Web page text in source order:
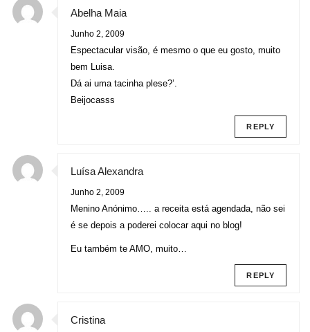
Abelha Maia
Junho 2, 2009
Espectacular visão, é mesmo o que eu gosto, muito
bem Luisa.
Dá ai uma tacinha plese?’.
Beijocasss
REPLY
Luísa Alexandra
Junho 2, 2009
Menino Anónimo….. a receita está agendada, não sei
é se depois a poderei colocar aqui no blog!
Eu também te AMO, muito…
REPLY
Cristina